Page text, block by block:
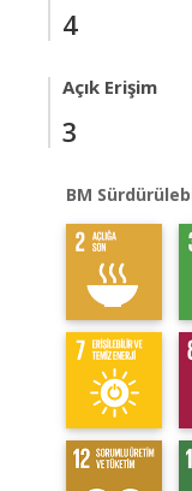
4
Açık Erişim
3
BM